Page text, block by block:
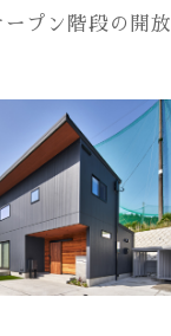
ープン階段の開放